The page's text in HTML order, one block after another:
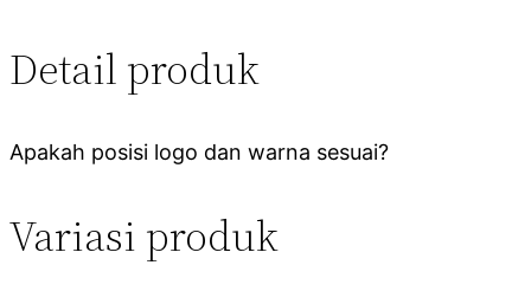
Detail produk
Apakah posisi logo dan warna sesuai?
Variasi produk